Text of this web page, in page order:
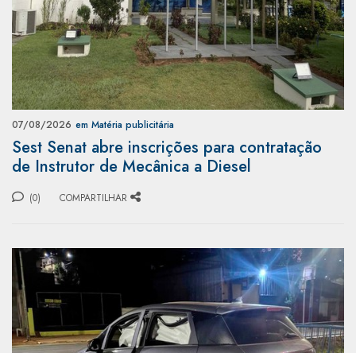
07/08/2026 em Matéria publicitária
Sest Senat abre inscrições para contratação
de Instrutor de Mecânica a Diesel
(0) COMPARTILHAR